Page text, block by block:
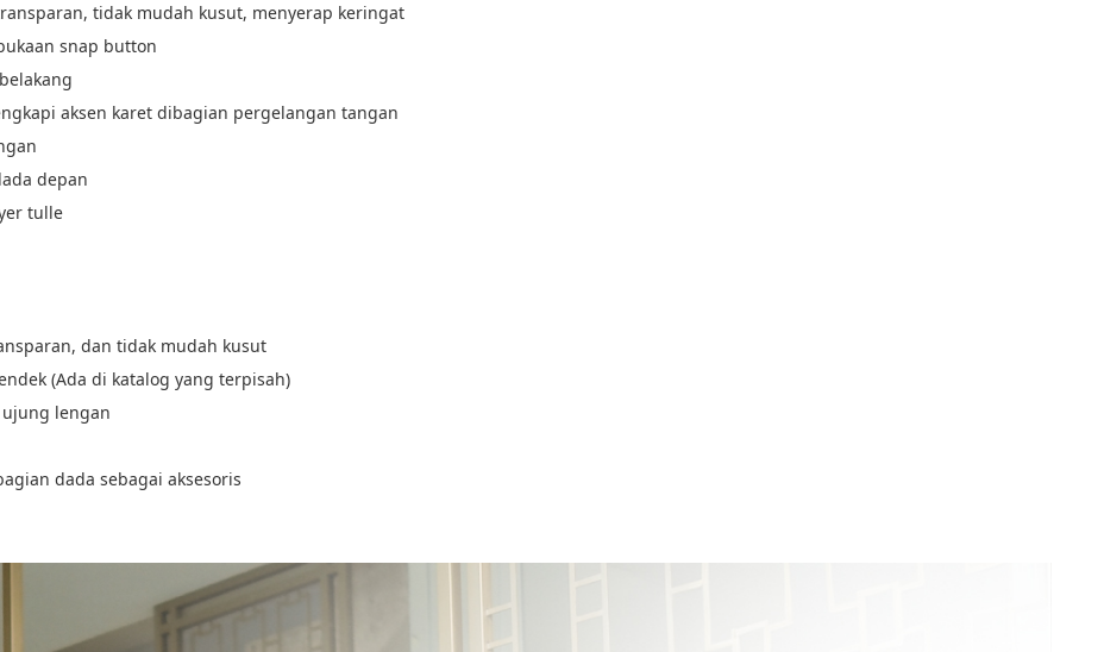
tidak mudah kusut, menyerap keringat
snap button
aksen karet dibagian pergelangan tangan
depan
tulle
dan tidak mudah kusut
(Ada di katalog yang terpisah)
lengan
dada sebagai aksesoris